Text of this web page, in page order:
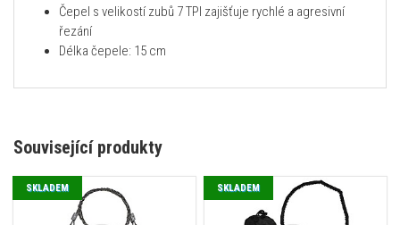
Čepel s velikostí zubů 7 TPI zajišťuje rychlé a agresivní
řezání
Délka čepele: 15 cm
Související produkty
SKLADEM SKLADEM